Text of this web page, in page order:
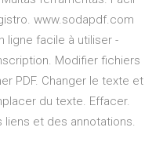
www.sodapdf.com
ligne facile à utiliser -
Modifier fichiers
PDF. Changer le texte et
du texte. Effacer.
et des annotations.